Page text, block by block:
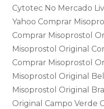
Cytotec No Mercado
Yahoo Comprar
Comprar Misoprostol
Misoprostol Original
Comprar Misoprostol
Misoprostol Original
Misoprostol Original
Original Campo Verde